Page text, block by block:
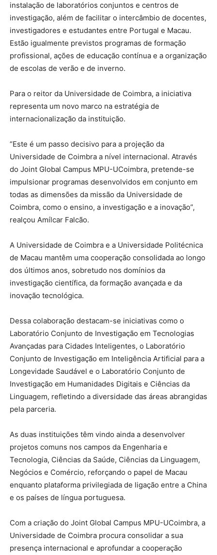
instalação de laboratórios conjuntos e centros de
investigação, além de facilitar o intercâmbio de docentes,
investigadores e estudantes entre Portugal e Macau.
Estão igualmente previstos programas de formação
profissional, ações de educação contínua e a organização
de escolas de verão e de inverno.
Para o reitor da Universidade de Coimbra, a iniciativa
representa um novo marco na estratégia de
internacionalização da instituição.
“Este é um passo decisivo para a projeção da
Universidade de Coimbra a nível internacional. Através
do Joint Global Campus MPU-UCoimbra, pretende-se
impulsionar programas desenvolvidos em conjunto em
todas as dimensões da missão da Universidade de
Coimbra, como o ensino, a investigação e a inovação”,
realçou Amílcar Falcão.
A Universidade de Coimbra e a Universidade Politécnica
de Macau mantêm uma cooperação consolidada ao longo
dos últimos anos, sobretudo nos domínios da
investigação científica, da formação avançada e da
inovação tecnológica.
Dessa colaboração destacam-se iniciativas como o
Laboratório Conjunto de Investigação em Tecnologias
Avançadas para Cidades Inteligentes, o Laboratório
Conjunto de Investigação em Inteligência Artificial para a
Longevidade Saudável e o Laboratório Conjunto de
Investigação em Humanidades Digitais e Ciências da
Linguagem, refletindo a diversidade das áreas abrangidas
pela parceria.
As duas instituições têm vindo ainda a desenvolver
projetos comuns nos campos da Engenharia e
Tecnologia, Ciências da Saúde, Ciências da Linguagem,
Negócios e Comércio, reforçando o papel de Macau
enquanto plataforma privilegiada de ligação entre a China
e os países de língua portuguesa.
Com a criação do Joint Global Campus MPU-UCoimbra, a
Universidade de Coimbra procura consolidar a sua
presença internacional e aprofundar a cooperação